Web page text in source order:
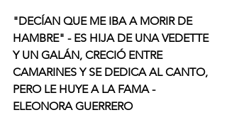
"DECÍAN QUE ME IBA A MORIR DE
HAMBRE" - ES HIJA DE UNA VEDETTE
Y UN GALÁN, CRECIÓ ENTRE
CAMARINES Y SE DEDICA AL CANTO,
PERO LE HUYE A LA FAMA -
ELEONORA GUERRERO